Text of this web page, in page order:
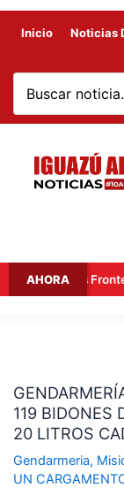
Inicio Noticias
AHORA
Hito Tres
119 BIDONES
20 LITROS
Gendarmeria,
UN
UN
CARGAMENTO
DE
119
BIDONES